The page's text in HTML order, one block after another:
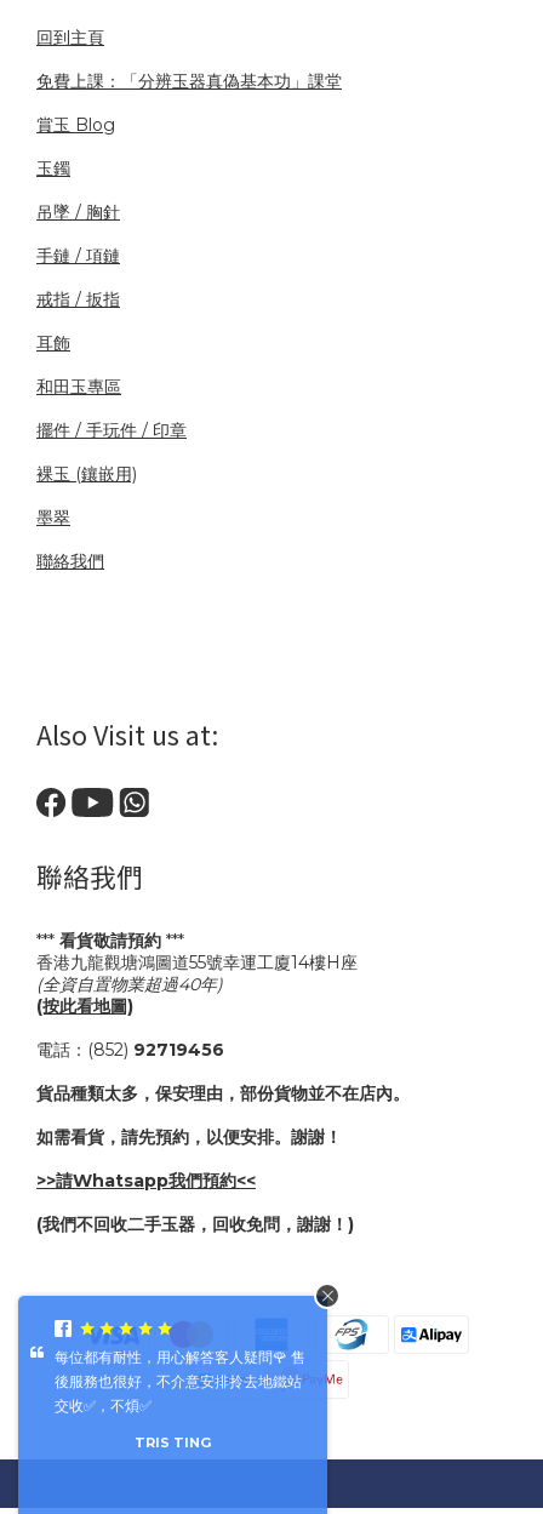
回到主頁
免費上課：「分辨玉器真偽基本功」課堂
賞玉 Blog
玉鐲
吊墜 / 胸針
手鏈 / 項鏈
戒指 / 扳指
耳飾
和田玉專區
擺件 / 手玩件 / 印章
裸玉 (鑲嵌用)
墨翠
聯絡我們
Also Visit us at:
聯絡我們
*** 看貨敬請預約 ***
香港九龍觀塘鴻圖道55號幸運工廈14樓H座
(全資自置物業超過40年)
(按此看地圖)
電話：(852) 92719456
貨品種類太多，保安理由，部份貨物並不在店內。
如需看貨，請先預約，以便安排。謝謝！
>>請Whatsapp我們預約<<
(我們不回收二手玉器，回收免問，謝謝！)
每位都有耐性，用心解答客人疑問🌹 售
後服務也很好，不介意安排拎去地鐵站
交收✅，不煩✅
TRIS TING